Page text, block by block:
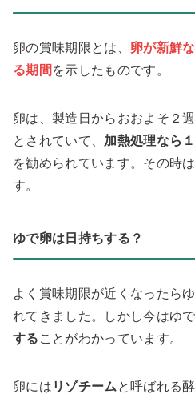
卵の賞味期限とは、 卵が新鮮
る期間 を示したものです。
卵は、製造日からおおよそ２
とされていて、 加熱処理なら
を勧められています。その時
す。
ゆで卵は日持ちする？
よく賞味期限が近くなったら
れてきました。しかし今はゆ
する ことがわかっています。
卵には リゾチーム と呼ばれる